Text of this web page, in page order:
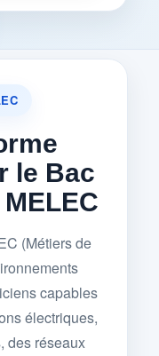
le Bac
(Métiers de
capables
électriques,
des réseaux